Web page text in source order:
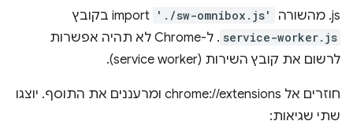
‎.js מהשורה
'./sw-omnibox.js'
service-worker.js
. ל-Chrome לא תהיה אפשרות
לרשום את קובץ השירות (service worker).
חוזרים אל chrome://extensions ומרעננים את התוסף. יוצגו
שתי שגיאות: